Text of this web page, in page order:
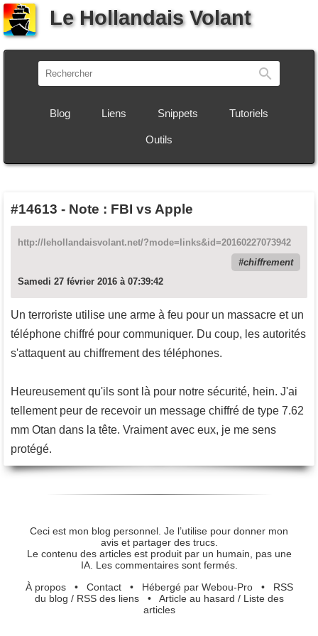
Le Hollandais Volant
Blog Liens Snippets Tutoriels
Outils
#14613 - Note : FBI vs Apple
http://lehollandaisvolant.net/?mode=links&id=20160227073942
chiffrement
Samedi 27 février 2016 à 07:39:42
Un terroriste utilise une arme à feu pour un massacre et un
téléphone chiffré pour communiquer. Du coup, les autorités
s'attaquent au chiffrement des téléphones.
Heureusement qu'ils sont là pour notre sécurité, hein. J'ai
tellement peur de recevoir un message chiffré de type 7.62
mm Otan dans la tête. Vraiment avec eux, je me sens
protégé.
Ceci est mon blog personnel. Je l’utilise pour donner mon
avis et partager des trucs.
Le contenu des articles est produit par un humain, pas une
IA. Les commentaires sont fermés.
À propos• Contact• Hébergé par Webou-Pro• RSS
du blog / RSS des liens• Article au hasard / Liste des
articles